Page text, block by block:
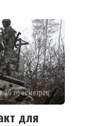
36 просмотров
для